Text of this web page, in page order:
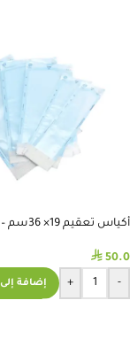
أكياس تعقيم 19× 36سم – 200 قطعة
⃁ 50.0
-
+ إضافة